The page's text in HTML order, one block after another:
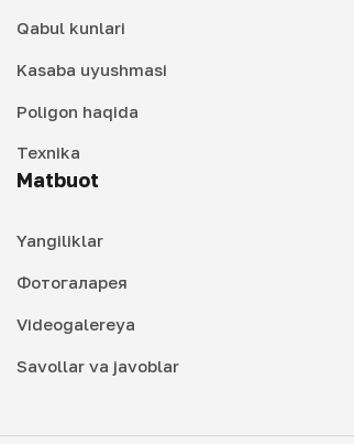
Qabul kunlari
Kasaba uyushmasi
Poligon haqida
Texnika
Matbuot
Yangiliklar
Фотогаларея
Videogalereya
Savollar va javoblar